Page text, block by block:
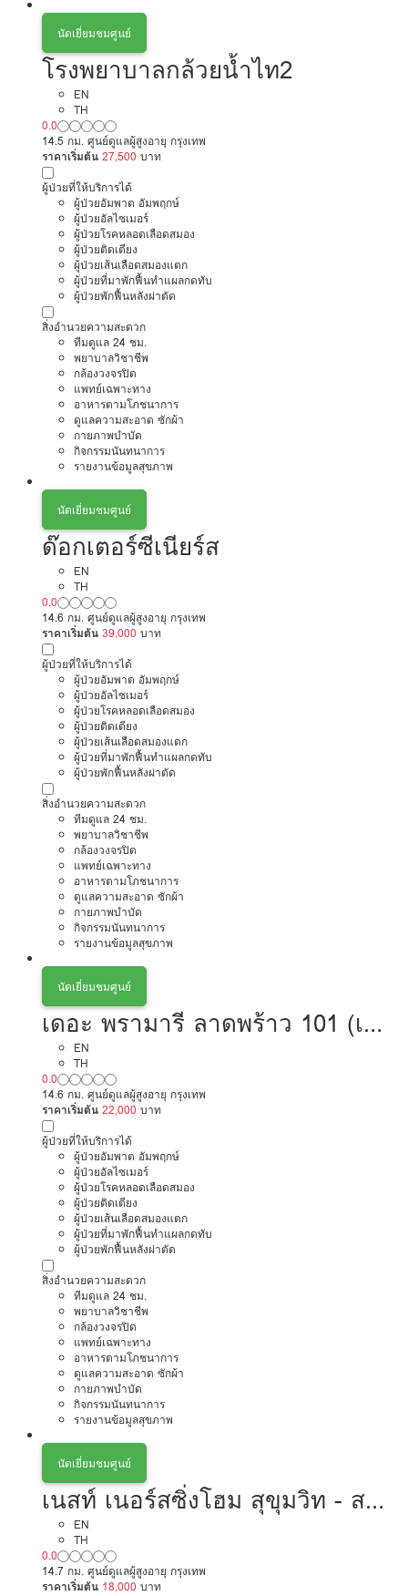
นัดเยี่ยมชมศูนย์
โรงพยาบาลกล้วยน้ำไท2
EN
TH
0.0
14.5 กม. ศูนย์ดูแลผู้สูงอายุ กรุงเทพ
ราคาเริ่มต้น 27,500 บาท
ผู้ป่วยที่ให้บริการได้
ผู้ป่วยอัมพาต อัมพฤกษ์
ผู้ป่วยอัลไซเมอร์
ผู้ป่วยโรคหลอดเลือดสมอง
ผู้ป่วยติดเตียง
ผู้ป่วยเส้นเลือดสมองแตก
ผู้ป่วยที่มาพักฟื้นทำแผลกดทับ
ผู้ป่วยพักฟื้นหลังผ่าตัด
สิ่งอำนวยความสะดวก
ทีมดูแล 24 ชม.
พยาบาลวิชาชีพ
กล้องวงจรปิด
แพทย์เฉพาะทาง
อาหารตามโภชนาการ
ดูแลความสะอาด ซักผ้า
กายภาพบำบัด
กิจกรรมนันทนาการ
รายงานข้อมูลสุขภาพ
นัดเยี่ยมชมศูนย์
ด๊อกเตอร์ซีเนียร์ส
EN
TH
0.0
14.6 กม. ศูนย์ดูแลผู้สูงอายุ กรุงเทพ
ราคาเริ่มต้น 39,000 บาท
ผู้ป่วยที่ให้บริการได้
ผู้ป่วยอัมพาต อัมพฤกษ์
ผู้ป่วยอัลไซเมอร์
ผู้ป่วยโรคหลอดเลือดสมอง
ผู้ป่วยติดเตียง
ผู้ป่วยเส้นเลือดสมองแตก
ผู้ป่วยที่มาพักฟื้นทำแผลกดทับ
ผู้ป่วยพักฟื้นหลังผ่าตัด
สิ่งอำนวยความสะดวก
ทีมดูแล 24 ชม.
พยาบาลวิชาชีพ
กล้องวงจรปิด
แพทย์เฉพาะทาง
อาหารตามโภชนาการ
ดูแลความสะอาด ซักผ้า
กายภาพบำบัด
กิจกรรมนันทนาการ
รายงานข้อมูลสุขภาพ
นัดเยี่ยมชมศูนย์
เดอะ พรามารี ลาดพร้าว 101 (เขต
บางกะปิ)
EN
TH
0.0
14.6 กม. ศูนย์ดูแลผู้สูงอายุ กรุงเทพ
ราคาเริ่มต้น 22,000 บาท
ผู้ป่วยที่ให้บริการได้
ผู้ป่วยอัมพาต อัมพฤกษ์
ผู้ป่วยอัลไซเมอร์
ผู้ป่วยโรคหลอดเลือดสมอง
ผู้ป่วยติดเตียง
ผู้ป่วยเส้นเลือดสมองแตก
ผู้ป่วยที่มาพักฟื้นทำแผลกดทับ
ผู้ป่วยพักฟื้นหลังผ่าตัด
สิ่งอำนวยความสะดวก
ทีมดูแล 24 ชม.
พยาบาลวิชาชีพ
กล้องวงจรปิด
แพทย์เฉพาะทาง
อาหารตามโภชนาการ
ดูแลความสะอาด ซักผ้า
กายภาพบำบัด
กิจกรรมนันทนาการ
รายงานข้อมูลสุขภาพ
นัดเยี่ยมชมศูนย์
เนสท์ เนอร์สซิ่งโฮม สุขุมวิท - สา
ขาปุณณวิถี
EN
TH
0.0
14.7 กม. ศูนย์ดูแลผู้สูงอายุ กรุงเทพ
ราคาเริ่มต้น 18,000 บาท